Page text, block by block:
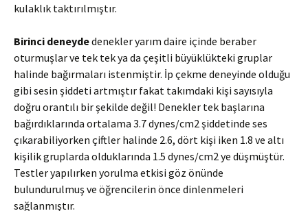
kulaklık taktırılmıştır.
Birinci deneydedenekler yarım daire içinde beraber
oturmuşlar ve tek tek ya da çeşitli büyüklükteki gruplar
halinde bağırmaları istenmiştir. İp çekme deneyinde olduğu
gibi sesin şiddeti artmıştır fakat takımdaki kişi sayısıyla
doğru orantılı bir şekilde değil! Denekler tek başlarına
bağırdıklarında ortalama 3.7 dynes/cm2 şiddetinde ses
çıkarabiliyorken çiftler halinde 2.6, dört kişi iken 1.8 ve altı
kişilik gruplarda olduklarında 1.5 dynes/cm2 ye düşmüştür.
Testler yapılırken yorulma etkisi göz önünde
bulundurulmuş ve öğrencilerin önce dinlenmeleri
sağlanmıştır.